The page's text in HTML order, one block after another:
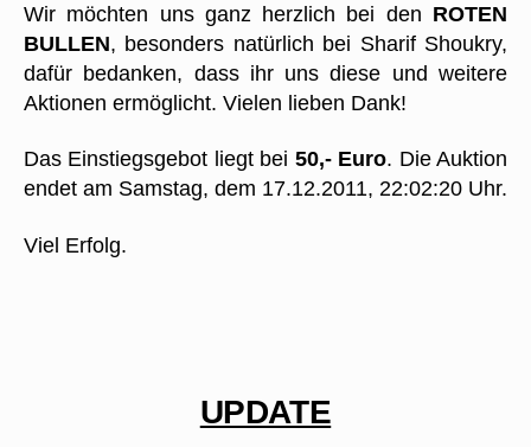
Wir möchten uns ganz herzlich bei den ROTEN
BULLEN, besonders natürlich bei Sharif Shoukry,
dafür bedanken, dass ihr uns diese und weitere
Aktionen ermöglicht. Vielen lieben Dank!
Das Einstiegsgebot liegt bei 50,- Euro. Die Auktion
endet am Samstag, dem 17.12.2011, 22:02:20 Uhr.
Viel Erfolg.
UPDATE